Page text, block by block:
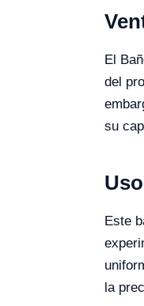
El
del
su
Este
la